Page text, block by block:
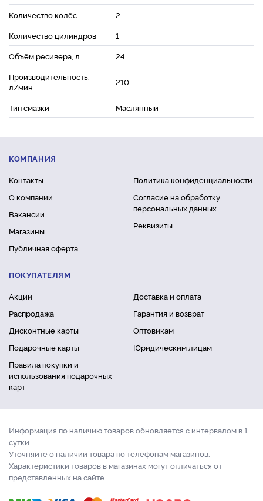
Количество колёс
2
Количество цилиндров
1
Объём ресивера, л
24
Производительность,
л/мин
210
Тип смазки Маслянный
КОМПАНИЯ
Контакты
О компании
Вакансии
Магазины
Публичная оферта
Политика конфиденциальности
Согласие на обработку
персональных данных
Реквизиты
ПОКУПАТЕЛЯМ
Акции
Распродажа
Дисконтные карты
Подарочные карты
Правила покупки и
использования подарочных
карт
Доставка и оплата
Гарантия и возврат
Оптовикам
Юридическим лицам
Информация по наличию товаров обновляется с интервалом в 1
сутки.
Уточняйте о наличии товара по телефонам магазинов.
Характеристики товаров в магазинах могут отличаться от
представленных на сайте.